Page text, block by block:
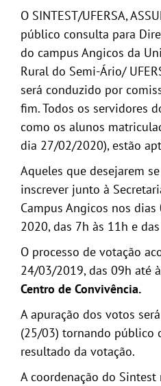
O SINTEST/UFERSA,
público consulta para
do campus Angicos da
Rural do Semi-Ário/
será conduzido por
fim. Todos os servidores
como os alunos
dia 27/02/2020), estão
Aqueles que desejarem
inscrever junto à
Campus Angicos nos
2020, das 7h às 11h e
O processo de votação
24/03/2019, das 09h até
Centro de Convivência.
A apuração dos votos
(25/03) tornando público
resultado da votação.
A coordenação do